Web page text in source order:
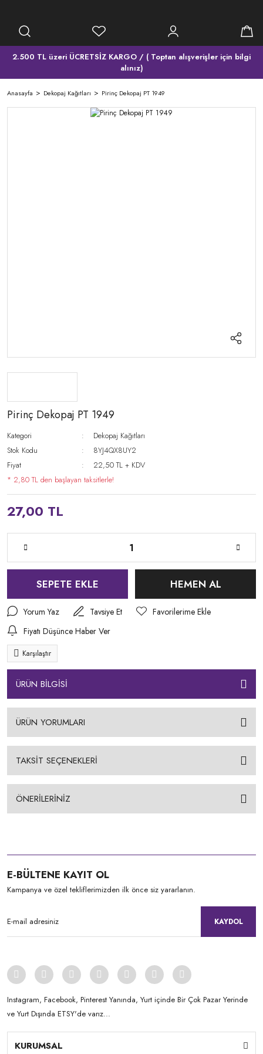
2.500 TL üzeri ÜCRETSİZ KARGO / ( Toptan alışverişler için bilgi
alınız)
Anasayfa Dekopaj Kağıtları Pirinç Dekopaj PT 1949
Pirinç Dekopaj PT 1949
Kategori
Dekopaj Kağıtları
Stok Kodu
8YJ4QX8UY2
Fiyat
22,50 TL + KDV
* 2,80 TL den başlayan taksitlerle!
27,00 TL
SEPETE EKLE HEMEN AL
Yorum Yaz
Tavsiye Et
Fiyatı Düşünce Haber Ver
Karşılaştır
ÜRÜN BİLGİSİ
ÜRÜN YORUMLARI
TAKSİT SEÇENEKLERİ
ÖNERİLERİNİZ
E-BÜLTENE KAYIT OL
Kampanya ve özel tekliflerimizden ilk önce siz yararlanın.
KAYDOL
Instagram, Facebook, Pinterest Yanında, Yurt içinde Bir Çok Pazar Yerinde
ve Yurt Dışında ETSY'de varız...
KURUMSAL